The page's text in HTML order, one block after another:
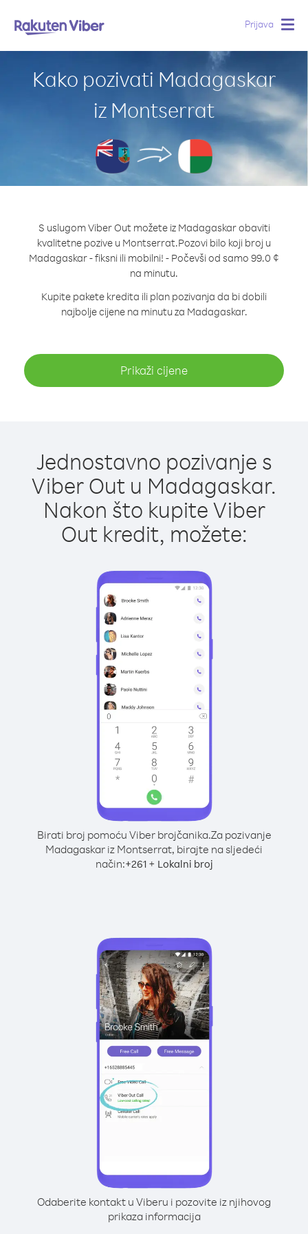
Prijava
Kako pozivati Madagaskar
iz Montserrat
S uslugom Viber Out možete iz Madagaskar obaviti
kvalitetne pozive u Montserrat.Pozovi bilo koji broj u
Madagaskar - fiksni ili mobilni! - Počevši od samo 99.0 ¢
na minutu.
Kupite pakete kredita ili plan pozivanja da bi dobili
najbolje cijene na minutu za Madagaskar.
Prikaži cijene
Jednostavno pozivanje s
Viber Out u Madagaskar.
Nakon što kupite Viber
Out kredit, možete:
Birati broj pomoću Viber brojčanika.Za pozivanje
Madagaskar iz Montserrat, birajte na sljedeći
način:+261+ Lokalni broj
Odaberite kontakt u Viberu i pozovite iz njihovog
prikaza informacija